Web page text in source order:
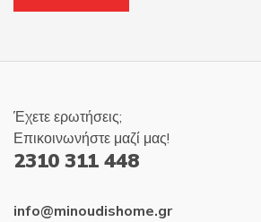
Έχετε ερωτήσεις;
Επικοινωνήστε μαζί μας!
2310 311 448
info@minoudishome.gr